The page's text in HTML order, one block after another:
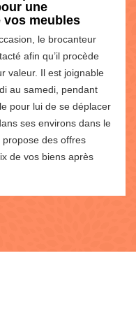
une
vos meubles
le brocanteur
afin qu’il procède
valeur. Il est joignable
au samedi, pendant
pour lui de se déplacer
ses environs dans le
des offres
de vos biens après